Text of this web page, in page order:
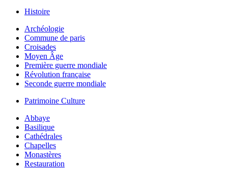
Histoire
Archéologie
Commune de paris
Croisades
Moyen Âge
Première guerre mondiale
Révolution française
Seconde guerre mondiale
Patrimoine Culture
Abbaye
Basilique
Cathédrales
Chapelles
Monastères
Restauration